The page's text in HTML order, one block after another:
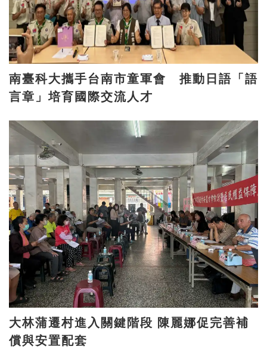
南臺科大攜手台南市童軍會 推動日語「語
言章」培育國際交流人才
大林蒲遷村進入關鍵階段 陳麗娜促完善補
償與安置配套